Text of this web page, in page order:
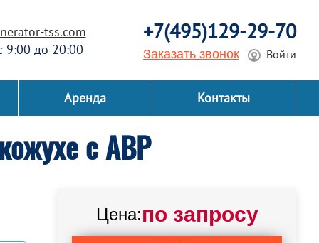
tss.com
9:00 до 20:00
+7(495)129-29-70
Заказать звонок Войти
Аренда Контакты
с АВР
Цена:по запросу